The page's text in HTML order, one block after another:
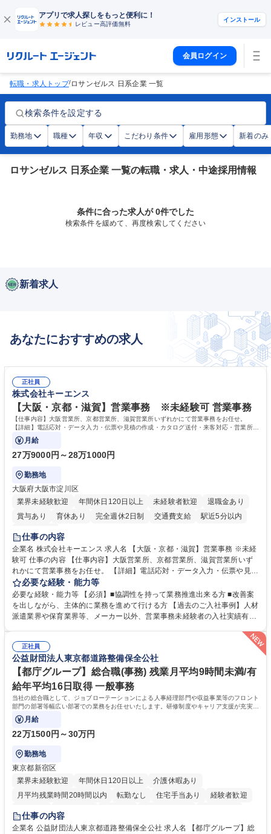
アプリで求人探しをもっと便利に！
レビュー高評価無料
インストール
会員ログイン
転職・求人トップ/ロサンゼルス 日系企業 一覧
検索条件を設定する
勤務地 職種 年収 こだわり条件 雇用形態 新着のみ
ロサンゼルス 日系企業 一覧の転職・求人・中途採用情報
条件に合った求人が 0件でした
検索条件を緩めて、再度検索してください
新着求人
あなたにおすすめの求人
正社員
株式会社キーエンス
【大阪・京都・滋賀】営業事務 ※未経験可 営業事務
【仕事内容】大阪営業所、京都営業所、滋賀営業所いずれかにて営業事務をお任せ。
【詳細】電話応対・データ入力・伝票や見積の作成・カタログ送付・来客対応・営業所内
で発生する事務業務や業務改善をお任せ。
月給
27万9000円～28万1000円
勤務地
大阪府大阪市淀川区
業界未経験歓迎
年間休日120日以上 未経験者歓迎
退職金あり
賞与あり
育休あり 完全週休2日制 交通費支給
駅近5分以内
土日祝休み
仕事の内容
企業名 株式会社キーエンス 求人名 【大阪・京都・滋賀】営業事務 ※未経
験可 仕事の内容 【仕事内容】大阪営業所、京都営業所、滋賀営業所いず
れかにて営業事務をお任せ。 【詳細】電話応対・データ入力・伝票や見積
の作成・カタログ送付・来客対応・営業所内で発生する事務業務や業務改
善をお任せ。 【教育制度】ご入社後、育成担当とペアになりながらOJTに
て業務を覚えていただくことが可能です。業務システムがきちんと構築さ
れているため、スムーズに仕事に慣れることができる環境です。また、
常に改善を目指す風土のため、安心して業務に取り組んでいただけます。
募集職種 【大阪・京都・滋賀】営業事務 ※未経験可
必要な経験・能力等
必要な経験・能力等 【必須】■協調性を持って業務推進出来る方 ■改善案
を出しながら、主体的に業務を進めて行ける方 【過去のご入社事例】人材
派遣業界や保育業界等、メーカー以外、営業事務未経験者の入社実績有
により、キーエンスの付加価値向上に貢献します。ベースの定型業務に加
えて、お客様や社員の状況に合わせ、能動的なサポート、改善の動きも期
待され。組織を支えるスペシャリストとして、チームに貢献し、結果的に
社員から頼られる存在になることができます。平均19:30の退勤以降の業
務の持ち帰りも禁止されており、メリハリのある働き方となります。 学
歴・資格 学歴：大学院 大学 高専 短大 語学力： 資格：
正社員
公益財団法人東京都道路整備保全公社
【都庁グループ】総合職(事務) 残業月平均9時間未満/有
給年平均16日取得 一般事務
当社の総合職として、ジョブローテーションによる人事経理部門や収益事業等のフロント
部門の部署等幅広い部署での業務をお任せいたします。研修制度やキャリア支援が充実し
ております！ ※下記業務詳細
月給
22万1500円～30万円
勤務地
東京都新宿区
業界未経験歓迎
年間休日120日以上
介護休暇あり
月平均残業時間20時間以内
転勤なし 住宅手当あり
経験者歓迎
研修あり
退職金あり
駅近5分以内
資格取得手当あり 食事補助あり
仕事の内容
企業名 公益財団法人東京都道路整備保全公社 求人名 【都庁グループ】総